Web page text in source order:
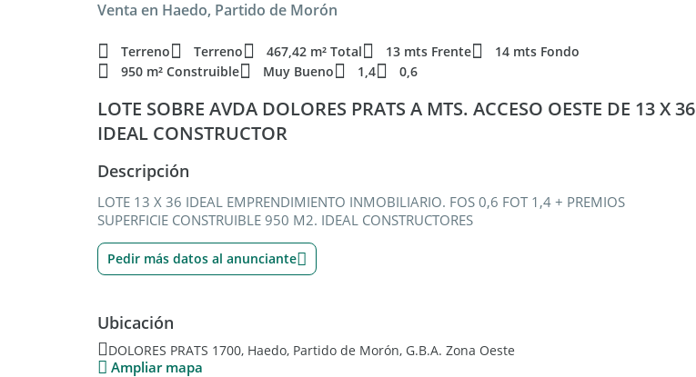
Venta en Haedo, Partido de Morón
Terreno Terreno 467,42 m² Total 13 mts Frente
14 mts Fondo
950 m² Construible
Muy Bueno 1,4 0,6
LOTE SOBRE AVDA DOLORES PRATS A MTS. ACCESO OESTE DE 13 X 36
IDEAL CONSTRUCTOR
Descripción
LOTE 13 X 36 IDEAL EMPRENDIMIENTO INMOBILIARIO. FOS 0,6 FOT 1,4 + PREMIOS
SUPERFICIE CONSTRUIBLE 950 M2. IDEAL CONSTRUCTORES
Pedir más datos al anunciante
Ubicación
DOLORES PRATS 1700, Haedo, Partido de Morón, G.B.A. Zona Oeste
Ampliar mapa